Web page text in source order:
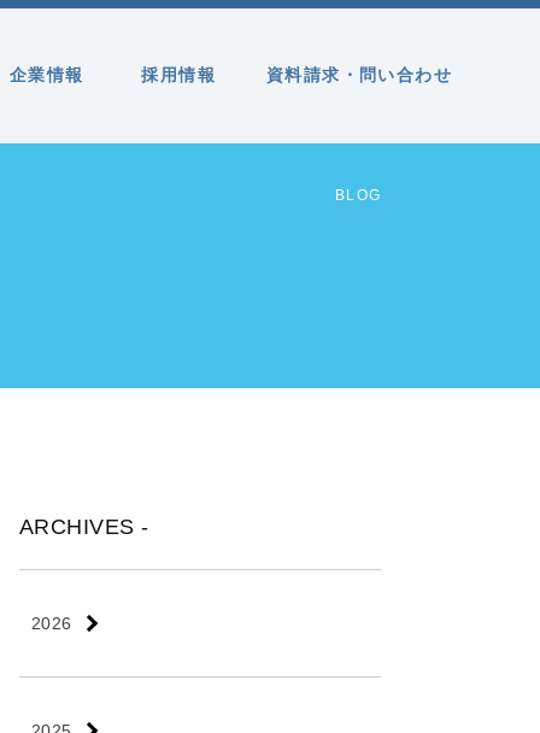
企業情報 採用情報 資料請求・問い合わせ
BLOG
ARCHIVES -
2026